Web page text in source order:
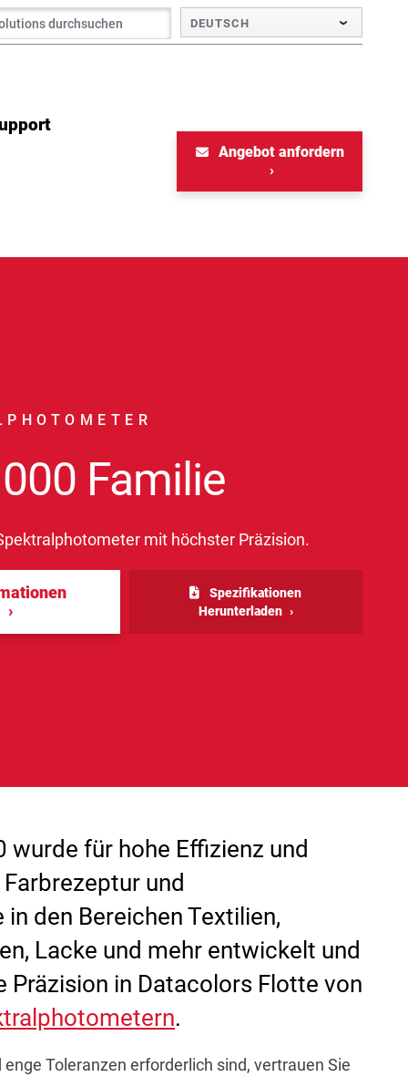
DEUTSCH
Angebot anfordern
Familie
mit höchster Präzision.
Spezifikationen
Herunterladen
wurde für hohe Effizienz und
und
den Bereichen Textilien,
Lacke und mehr entwickelt und
Präzision in Datacolors Flotte von
.
Toleranzen erforderlich sind, vertrauen Sie